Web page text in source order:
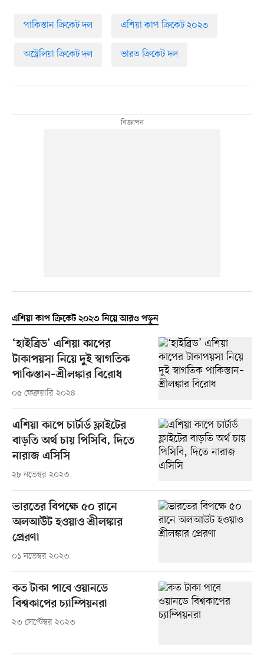
পাকিস্তান ক্রিকেট দল এশিয়া কাপ ক্রিকেট ২০২৩
অস্ট্রেলিয়া ক্রিকেট দল ভারত ক্রিকেট দল
এশিয়া কাপ ক্রিকেট ২০২৩ নিয়ে আরও পড়ুন
‘হাইব্রিড’ এশিয়া কাপের
টাকাপয়সা নিয়ে দুই স্বাগতিক
পাকিস্তান–শ্রীলঙ্কার বিরোধ
০৫ ফেব্রুয়ারি ২০২৪
এশিয়া কাপে চার্টার্ড ফ্লাইটের
বাড়তি অর্থ চায় পিসিবি, দিতে
নারাজ এসিসি
২৮ নভেম্বর ২০২৩
ভারতের বিপক্ষে ৫০ রানে
অলআউট হওয়াও শ্রীলঙ্কার
প্রেরণা
০১ নভেম্বর ২০২৩
কত টাকা পাবে ওয়ানডে
বিশ্বকাপের চ্যাম্পিয়নরা
২৩ সেপ্টেম্বর ২০২৩